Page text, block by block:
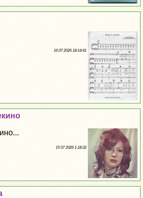
16 07 2026 18:14:41
15 07 2026 1:18:32